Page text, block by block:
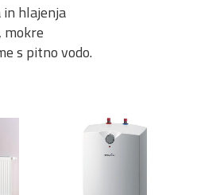
in hlajenja
mokre
s pitno vodo.